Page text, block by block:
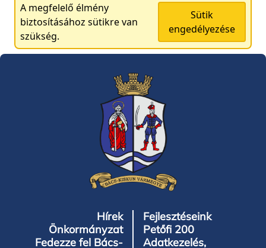
A megfelelő élmény
biztosításához sütikre van
szükség.
Sütik
engedélyezése
Hírek
Önkormányzat
Fedezze fel Bács-
Fejlesztéseink
Petőfi 200
Adatkezelés,